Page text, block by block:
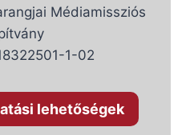
Médiamissziós
1-02
lehetőségek